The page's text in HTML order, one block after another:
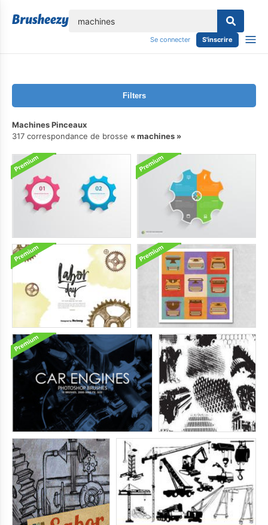
Se connecter S'inscrire
Filters
Machines Pinceaux
317 correspondance de brosse
machines